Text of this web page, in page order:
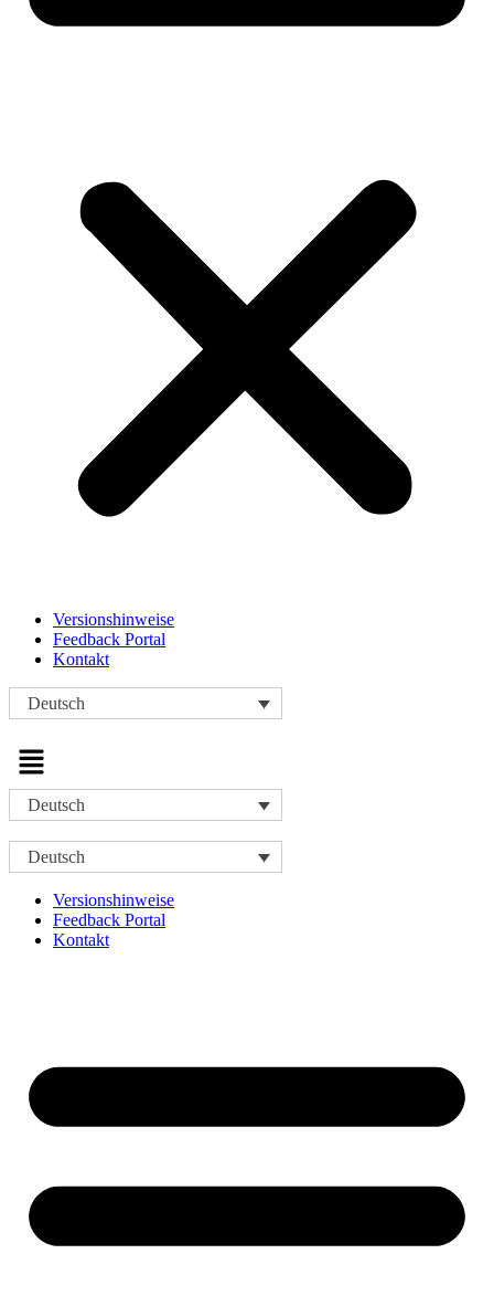
Versionshinweise
Feedback Portal
Kontakt
Deutsch
Menü
Deutsch
Deutsch
Versionshinweise
Feedback Portal
Kontakt